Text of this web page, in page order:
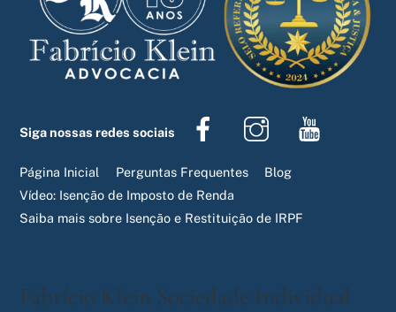
Siga nossas redes sociais
Facebook Instagram
Página Inicial Perguntas Frequentes
Blog
Vídeo: Isenção de Imposto de Renda
Saiba mais sobre Isenção e Restituição de IRPF
Fabrício Klein Sociedade Individual